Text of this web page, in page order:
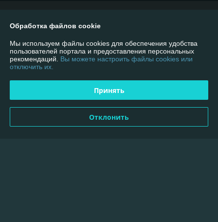
Доставка и оплата
График работы
Политика обработки cookies
Обработка файлов cookie
Мы используем файлы cookies для обеспечения удобства
пользователей портала и предоставления персональных
рекомендаций. Вы можете настроить файлы cookies или
отключить их.
Принять
Отклонить